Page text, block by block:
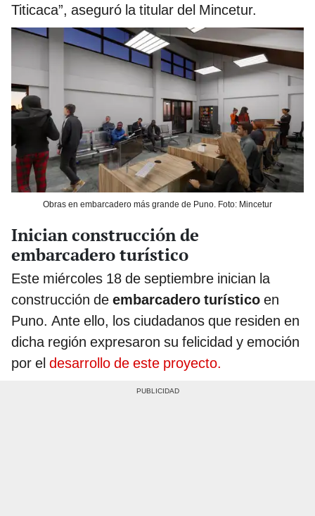
Titicaca”, aseguró la titular del Mincetur.
Obras en embarcadero más grande de Puno. Foto: Mincetur
Inician construcción de
embarcadero turístico
Este miércoles 18 de septiembre inician la
construcción de embarcadero turístico en
Puno. Ante ello, los ciudadanos que residen en
dicha región expresaron su felicidad y emoción
por el desarrollo de este proyecto.